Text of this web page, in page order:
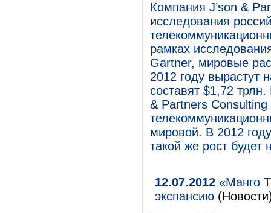
Компания J’son &
исследования
рамках
Gartner, мировые
2012 году
составят $1,72
& Partners Consulting
мировой. В 2012
такой же рост будет
12.07.2012 «Манго
экспансию